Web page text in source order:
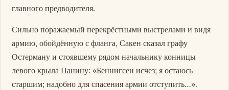
главного предводителя.
Сильно поражаемый перекрёстными выстрелами и видя
армию, обойдённую с фланга, Сакен сказал графу
Остерману и стоявшему рядом начальнику конницы
левого крыла Панину: «Беннигсен исчез; я остаюсь
старшим; надобно для спасения армии отступить…».